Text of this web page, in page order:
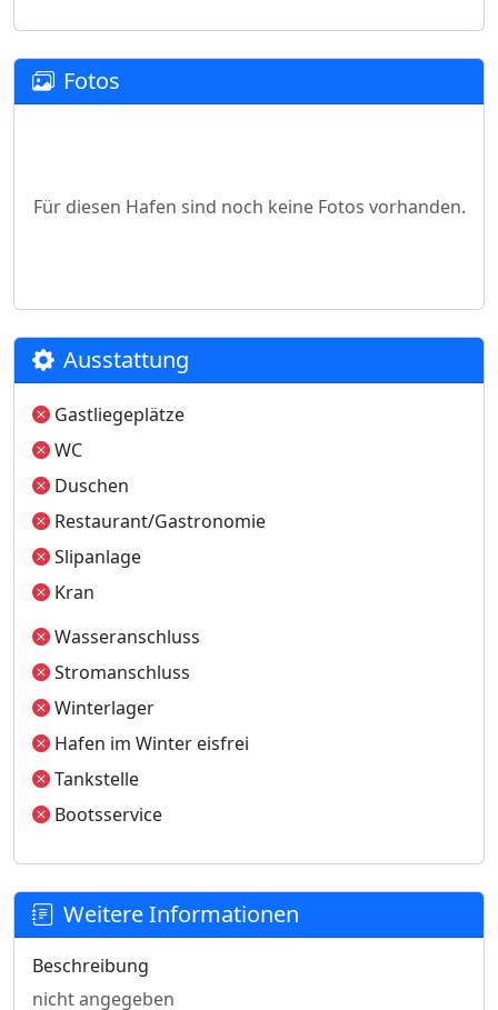
Fotos
Für diesen Hafen sind noch keine Fotos vorhanden.
Ausstattung
Gastliegeplätze
WC
Duschen
Restaurant/Gastronomie
Slipanlage
Kran
Wasseranschluss
Stromanschluss
Winterlager
Hafen im Winter eisfrei
Tankstelle
Bootsservice
Weitere Informationen
Beschreibung
nicht angegeben